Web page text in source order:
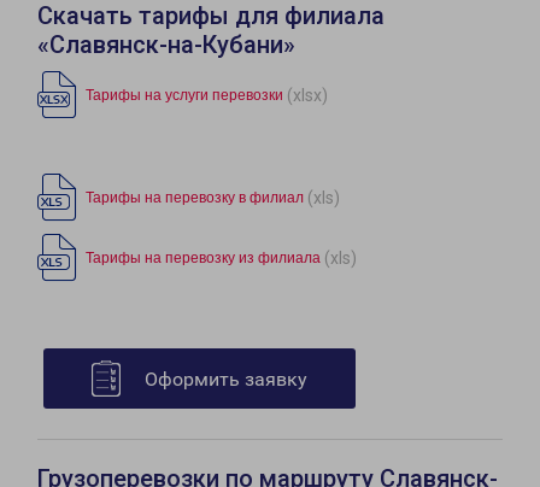
Скачать тарифы для филиала
«Славянск-на-Кубани»
Тарифы на услуги перевозки (xlsx)
Тарифы на перевозку в филиал (xls)
Тарифы на перевозку из филиала (xls)
Оформить заявку
Грузоперевозки по маршруту Славянск-